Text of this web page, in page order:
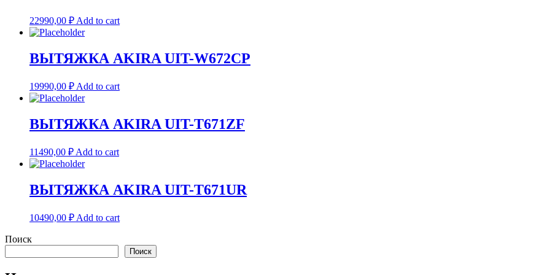
22990,00 ₽ Add to cart
ВЫТЯЖКА AKIRA UIT-W672CP
19990,00 ₽ Add to cart
ВЫТЯЖКА AKIRA UIT-T671ZF
11490,00 ₽ Add to cart
ВЫТЯЖКА AKIRA UIT-T671UR
10490,00 ₽ Add to cart
Поиск
Поиск